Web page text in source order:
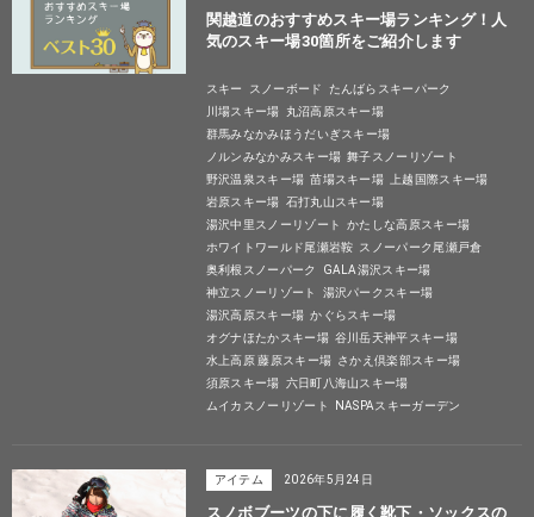
関越道のおすすめスキー場ランキング！人
気のスキー場30箇所をご紹介します
スキー スノーボード
たんばらスキーパーク
川場スキー場
丸沼高原スキー場
群馬みなかみほうだいぎスキー場
ノルンみなかみスキー場 舞子スノーリゾート
野沢温泉スキー場 苗場スキー場
上越国際スキー場
岩原スキー場 石打丸山スキー場
湯沢中里スノーリゾート
かたしな高原スキー場
ホワイトワールド尾瀬岩鞍 スノーパーク尾瀬戸倉
奥利根スノーパーク
GALA湯沢スキー場
神立スノーリゾート
湯沢パークスキー場
湯沢高原スキー場 かぐらスキー場
オグナほたかスキー場 谷川岳天神平スキー場
水上高原 藤原スキー場 さかえ倶楽部スキー場
須原スキー場 六日町八海山スキー場
ムイカスノーリゾート
NASPAスキーガーデン
アイテム 2026年5月24日
スノボブーツの下に履く靴下・ソックスの